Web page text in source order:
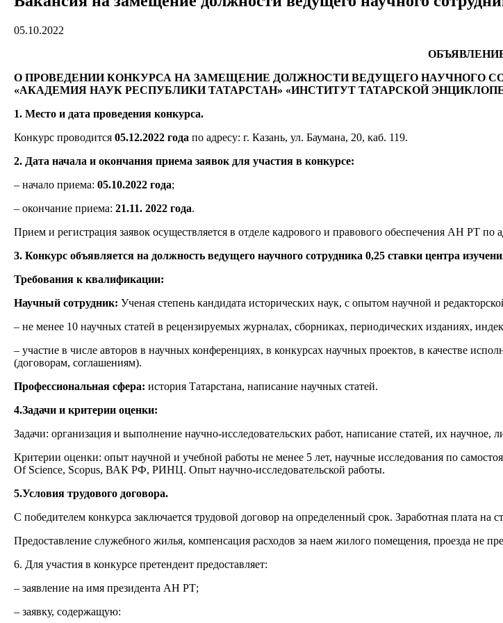
05.10.2022
О ПРОВЕДЕНИИ КОНКУРСА НА ЗАМЕЩЕНИЕ ДОЛЖНОСТИ ВЕДУЩЕГО НАУЧНОГО
«АКАДЕМИЯ НАУК РЕСПУБЛИКИ ТАТАРСТАН» «ИНСТИТУТ ТАТАРСКОЙ
1. Место и дата проведения конкурса.
Конкурс проводится 05.12.2022 года по адресу: г. Казань, ул. Баумана, 20, каб. 119.
2. Дата начала и окончания приема заявок для участия в конкурсе:
– начало приема: 05.10.2022 года;
– окончание приема: 21.11. 2022 года.
Прием и регистрация заявок осуществляется в отделе кадрового и правового обеспечения АН РТ по
3. Конкурс объявляется на должность ведущего научного сотрудника 0,25 ставки центра
Требования к квалификации:
Научный сотрудник: Ученая степень кандидата исторических наук, с опытом научной и
– не менее 10 научных статей в рецензируемых журналах, сборниках, периодических изданиях,
– участие в числе авторов в научных конференциях, в конкурсах научных проектов, в качестве
(договорам, соглашениям).
Профессиональная сфера: история Татарстана, написание научных статей.
4.Задачи и критерии оценки:
Задачи: организация и выполнение научно-исследовательских работ, написание статей, их научное,
Критерии оценки: опыт научной и учебной работы не менее 5 лет, научные исследования по
Of Science, Scopus, ВАК РФ, РИНЦ. Опыт научно-исследовательской работы.
5.Условия трудового договора.
С победителем конкурса заключается трудовой договор на определенный срок. Заработная плата на
Предоставление служебного жилья, компенсация расходов за наем жилого помещения, проезда не
6. Для участия в конкурсе претендент предоставляет:
– заявление на имя президента АН РТ;
– заявку, содержащую: